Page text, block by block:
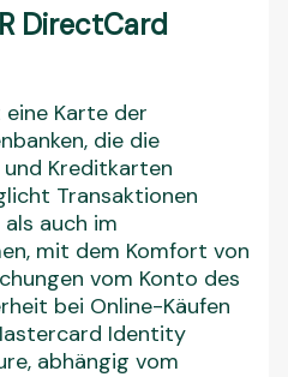
DirectCard
Karte der
die die
Kreditkarten
Transaktionen
auch im
mit dem Komfort von
vom Konto des
bei Online-Käufen
Identity
abhängig vom